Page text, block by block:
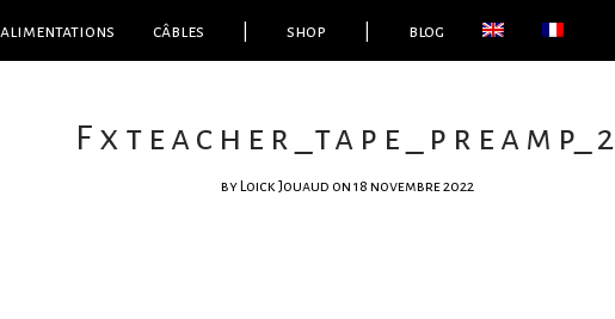
alimentations câbles shop blog
by Loick Jouaud on 18 novembre 2022